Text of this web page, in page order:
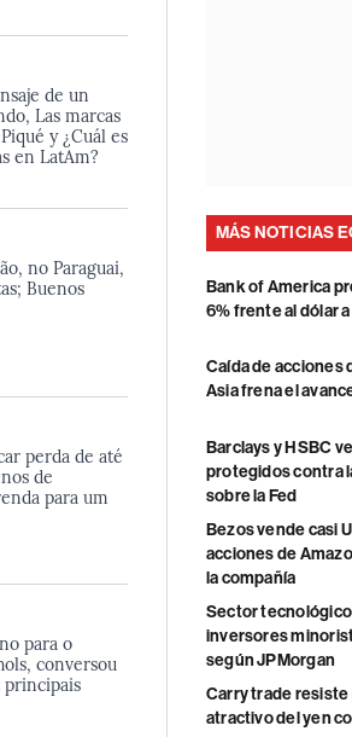
de un
Las marcas
y ¿Cuál es
en LatAm?
no Paraguai,
Buenos
perda de até
de
para um
para o
conversou
principais
MÁS NOTICIAS
Bank of America
6% frente al dólar
Caída de
Asia frena el
Barclays y HSBC
protegidos contra
sobre la Fed
Bezos vende casi
acciones de
la compañía
Sector
inversores
según JPMorgan
Carry trade resiste
atractivo del yen